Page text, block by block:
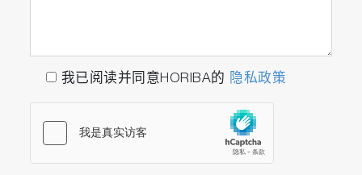
我已阅读并同意HORIBA的 隐私政策